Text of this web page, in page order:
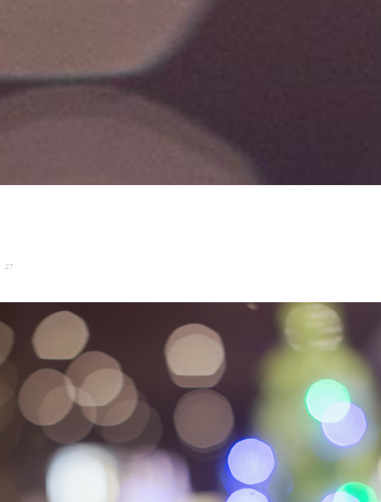
27